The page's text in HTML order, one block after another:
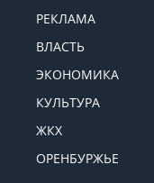
РЕКЛАМА
ВЛАСТЬ
ЭКОНОМИКА
КУЛЬТУРА
ЖКХ
ОРЕНБУРЖЬЕ